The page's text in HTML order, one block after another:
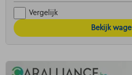
Vergelijk
Bekijk